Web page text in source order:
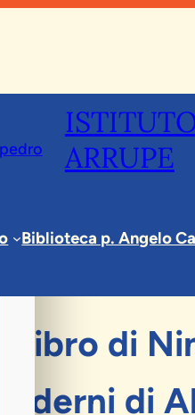
ARRUPE
Biblioteca p. Angelo
libro di
di